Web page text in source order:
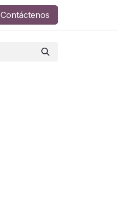
Contáctenos